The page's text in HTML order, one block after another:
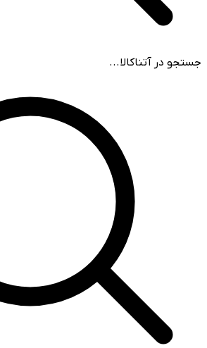
جستجو در آتناکالا...